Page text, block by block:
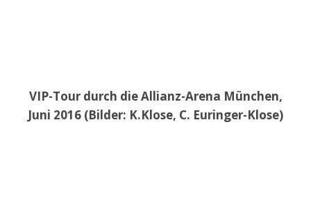
VIP-Tour durch die Allianz-Arena München,
Juni 2016 (Bilder: K.Klose, C. Euringer-Klose)